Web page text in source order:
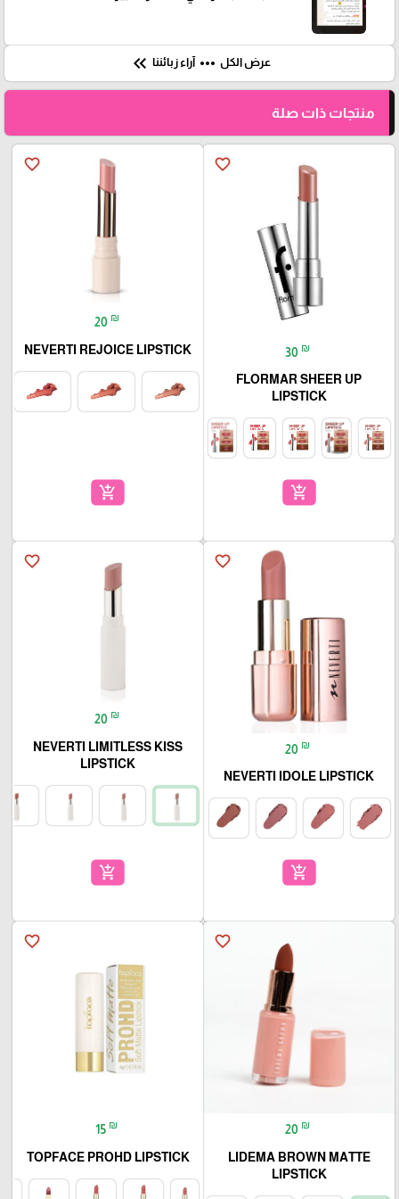
عرض الكل more_horiz آراء زبائننا keyboard_double_arrow_left
منتجات ذات صلة
favorite_border
30 ₪
FLORMAR SHEER UP
LIPSTICK
add_shopping_cart
favorite_border
20 ₪
NEVERTI REJOICE LIPSTICK
add_shopping_cart
favorite_border
20 ₪
NEVERTI IDOLE LIPSTICK
add_shopping_cart
favorite_border
20 ₪
NEVERTI LIMITLESS KISS
LIPSTICK
add_shopping_cart
favorite_border
20 ₪
LIDEMA BROWN MATTE
LIPSTICK
favorite_border
15 ₪
TOPFACE PROHD LIPSTICK